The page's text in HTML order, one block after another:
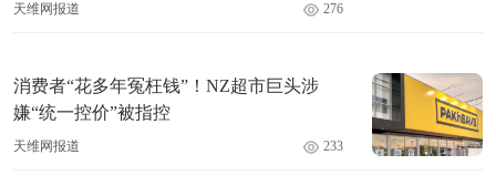
天维网报道 276
消费者“花多年冤枉钱”！NZ超市巨头涉
嫌“统一控价”被指控
天维网报道 233